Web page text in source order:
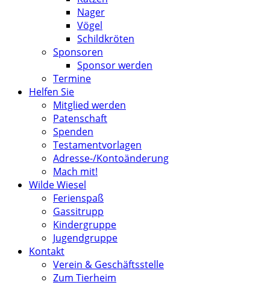
Nager
Vögel
Schildkröten
Sponsoren
Sponsor werden
Termine
Helfen Sie
Mitglied werden
Patenschaft
Spenden
Testamentvorlagen
Adresse-/Kontoänderung
Mach mit!
Wilde Wiesel
Ferienspaß
Gassitrupp
Kindergruppe
Jugendgruppe
Kontakt
Verein & Geschäftsstelle
Zum Tierheim